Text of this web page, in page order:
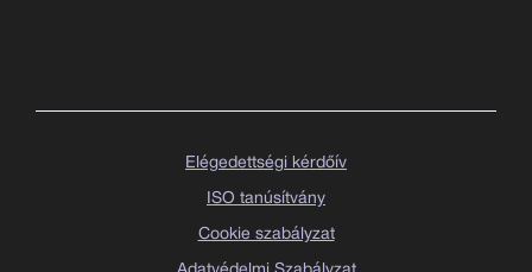
Elégedettségi kérdőív
ISO tanúsítvány
Cookie szabályzat